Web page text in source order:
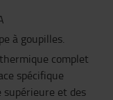
à goupilles.
complet
spécifique
et des